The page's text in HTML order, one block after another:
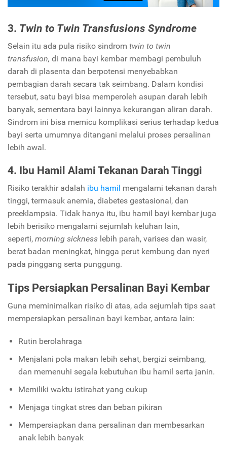
3. Twin to Twin Transfusions Syndrome
Selain itu ada pula risiko sindrom twin to twin
transfusion, di mana bayi kembar membagi pembuluh
darah di plasenta dan berpotensi menyebabkan
pembagian darah secara tak seimbang. Dalam kondisi
tersebut, satu bayi bisa memperoleh asupan darah lebih
banyak, sementara bayi lainnya kekurangan aliran darah.
Sindrom ini bisa memicu komplikasi serius terhadap kedua
bayi serta umumnya ditangani melalui proses persalinan
lebih awal.
4. Ibu Hamil Alami Tekanan Darah Tinggi
Risiko terakhir adalah ibu hamil mengalami tekanan darah
tinggi, termasuk anemia, diabetes gestasional, dan
preeklampsia. Tidak hanya itu, ibu hamil bayi kembar juga
lebih berisiko mengalami sejumlah keluhan lain,
seperti, morning sickness lebih parah, varises dan wasir,
berat badan meningkat, hingga perut kembung dan nyeri
pada pinggang serta punggung.
Tips Persiapkan Persalinan Bayi Kembar
Guna meminimalkan risiko di atas, ada sejumlah tips saat
mempersiapkan persalinan bayi kembar, antara lain:
Rutin berolahraga
Menjalani pola makan lebih sehat, bergizi seimbang,
dan memenuhi segala kebutuhan ibu hamil serta janin.
Memiliki waktu istirahat yang cukup
Menjaga tingkat stres dan beban pikiran
Mempersiapkan dana persalinan dan membesarkan
anak lebih banyak